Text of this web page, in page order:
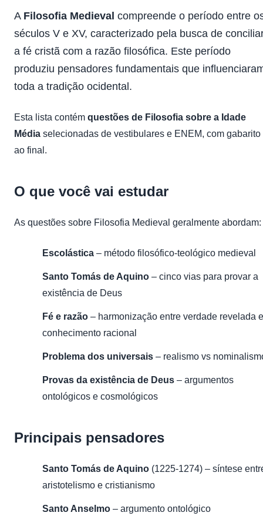
A Filosofia Medieval compreende o período entre
séculos V e XV, caracterizado pela busca de
a fé cristã com a razão filosófica. Este período
produziu pensadores fundamentais que
toda a tradição ocidental.
Esta lista contém questões de Filosofia sobre a Idade
Média selecionadas de vestibulares e ENEM, com gabarito
ao final.
O que você vai estudar
As questões sobre Filosofia Medieval geralmente abordam:
Escolástica – método filosófico-teológico medieval
Santo Tomás de Aquino – cinco vias para provar a
existência de Deus
Fé e razão – harmonização entre verdade revelada e
conhecimento racional
Problema dos universais – realismo vs
Provas da existência de Deus – argumentos
ontológicos e cosmológicos
Principais pensadores
Santo Tomás de Aquino (1225-1274) – síntese
aristotelismo e cristianismo
Santo Anselmo – argumento ontológico